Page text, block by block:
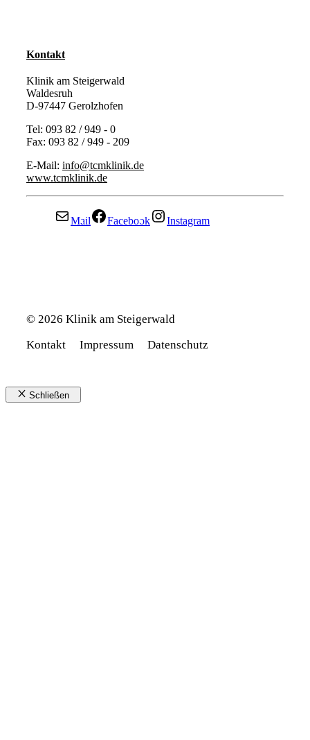
Kontakt
Klinik am Steigerwald
Waldesruh
D-97447 Gerolzhofen
Tel: 093 82 / 949 - 0
Fax: 093 82 / 949 - 209
E-Mail: info@tcmklinik.de
www.tcmklinik.de
Mail Facebook Instagram
© 2026 Klinik am Steigerwald
Kontakt
Impressum Datenschutz
Schließen